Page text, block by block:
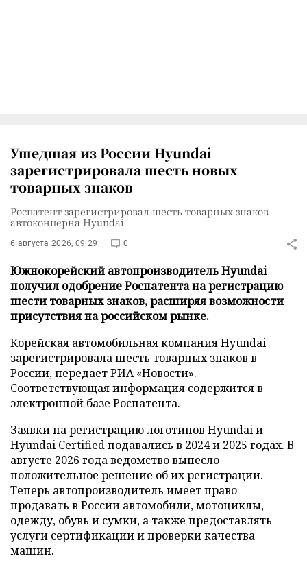
Ушедшая из России Hyundai
зарегистрировала шесть новых
товарных знаков
Роспатент зарегистрировал шесть товарных знаков
автоконцерна Hyundai
6 августа 2026, 09:29 0
Южнокорейский автопроизводитель Hyundai
получил одобрение Роспатента на регистрацию
шести товарных знаков, расширяя возможности
присутствия на российском рынке.
Корейская автомобильная компания Hyundai
зарегистрировала шесть товарных знаков в
России, передаетРИА «Новости».
Соответствующая информация содержится в
электронной базе Роспатента.
Заявки на регистрацию логотипов Hyundai и
Hyundai Certified подавались в 2024 и 2025 годах. В
августе 2026 года ведомство вынесло
положительное решение об их регистрации.
Теперь автопроизводитель имеет право
продавать в России автомобили, мотоциклы,
одежду, обувь и сумки, а также предоставлять
услуги сертификации и проверки качества
машин.